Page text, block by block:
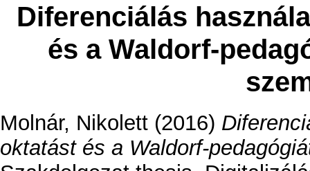
Diferenciálás
és a Waldorf-
Molnár, Nikolett (2016)
oktatást és a Waldorf-